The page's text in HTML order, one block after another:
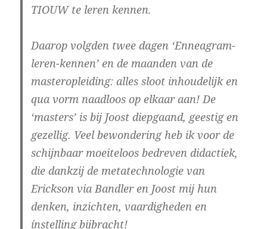
TIOUW te leren kennen.
Daarop volgden twee dagen ‘Enneagram-
leren-kennen’ en de maanden van de
masteropleiding: alles sloot inhoudelijk en
qua vorm naadloos op elkaar aan! De
‘masters’ is bij Joost diepgaand, geestig en
gezellig. Veel bewondering heb ik voor de
schijnbaar moeiteloos bedreven didactiek,
die dankzij de metatechnologie van
Erickson via Bandler en Joost mij hun
denken, inzichten, vaardigheden en
ínstelling bijbracht!